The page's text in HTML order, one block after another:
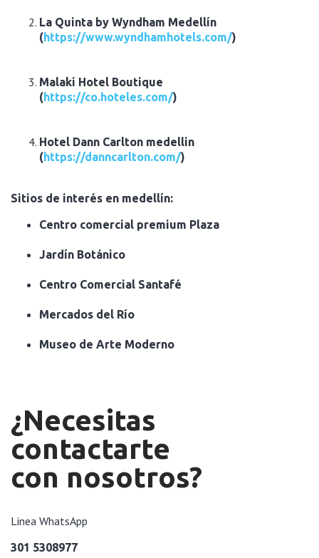
La Quinta by Wyndham Medellín
(https://www.wyndhamhotels.com/)
Malaki Hotel Boutique
(https://co.hoteles.com/)
Hotel Dann Carlton medellin
(https://danncarlton.com/)
Sitios de interés en medellín:
Centro comercial premium Plaza
Jardín Botánico
Centro Comercial Santafé
Mercados del Río
Museo de Arte Moderno
¿Necesitas
contactarte
con nosotros?
Linea WhatsApp
301 5308977